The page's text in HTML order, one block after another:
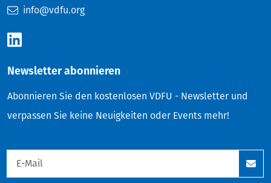
info@vdfu.org
Newsletter abonnieren
Abonnieren Sie den kostenlosen VDFU - Newsletter und
verpassen Sie keine Neuigkeiten oder Events mehr!